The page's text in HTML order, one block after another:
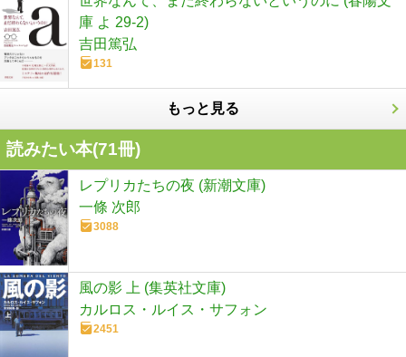
庫 よ 29-2)
吉田篤弘
131
もっと見る
読みたい本(71冊)
レプリカたちの夜 (新潮文庫)
一條 次郎
3088
風の影 上 (集英社文庫)
カルロス・ルイス・サフォン
2451